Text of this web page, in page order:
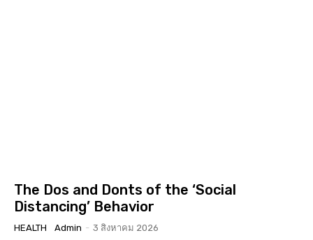
The Dos and Donts of the ‘Social
Distancing’ Behavior
HEALTH Admin - 3 สิงหาคม 2026